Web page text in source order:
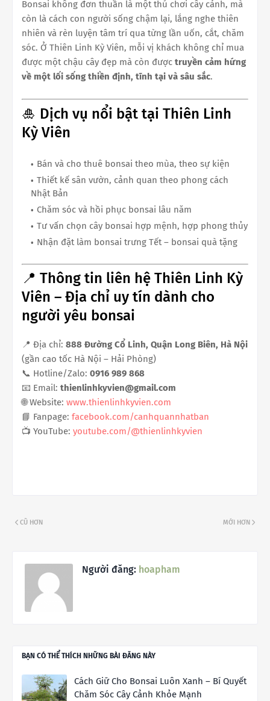
Bonsai không đơn thuần là một thú chơi cây cảnh, mà
còn là cách con người sống chậm lại, lắng nghe thiên
nhiên và rèn luyện tâm trí qua từng lần uốn, cắt, chăm
sóc. Ở Thiên Linh Kỳ Viên, mỗi vị khách không chỉ mua
được một chậu cây đẹp mà còn được truyền cảm hứng
về một lối sống thiền định, tĩnh tại và sâu sắc.
🎍 Dịch vụ nổi bật tại Thiên Linh
Kỳ Viên
Bán và cho thuê bonsai theo mùa, theo sự kiện
Thiết kế sân vườn, cảnh quan theo phong cách
Nhật Bản
Chăm sóc và hồi phục bonsai lâu năm
Tư vấn chọn cây bonsai hợp mệnh, hợp phong thủy
Nhận đặt làm bonsai trưng Tết – bonsai quà tặng
📍 Thông tin liên hệ Thiên Linh Kỳ
Viên – Địa chỉ uy tín dành cho
người yêu bonsai
📍 Địa chỉ: 888 Đường Cổ Linh, Quận Long Biên, Hà Nội
(gần cao tốc Hà Nội – Hải Phòng)
📞 Hotline/Zalo: 0916 989 868
📧 Email: thienlinhkyvien@gmail.com
🌐 Website: www.thienlinhkyvien.com
📘 Fanpage: facebook.com/canhquannhatban
📺 YouTube: youtube.com/@thienlinhkyvien
MỚI HƠN
CŨ HƠN
Người đăng: hoapham
BẠN CÓ THỂ THÍCH NHỮNG BÀI ĐĂNG NÀY
Cách Giữ Cho Bonsai Luôn Xanh – Bí Quyết
Chăm Sóc Cây Cảnh Khỏe Mạnh